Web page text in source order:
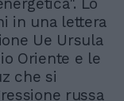
in una lettera
Ue Ursula
Oriente e le
che si
russa